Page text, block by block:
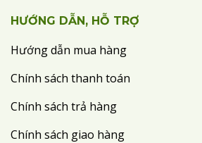
HƯỚNG DẪN, HỖ TRỢ
Hướng dẫn mua hàng
Chính sách thanh toán
Chính sách trả hàng
Chính sách giao hàng